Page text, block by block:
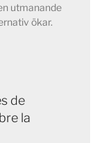
utmanande
ökar.
de
la